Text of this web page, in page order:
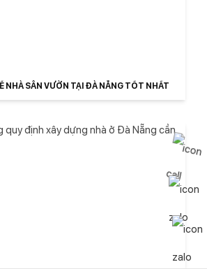
NHÀ SÂN VƯỜN TẠI ĐÀ NẴNG TỐT NHẤT